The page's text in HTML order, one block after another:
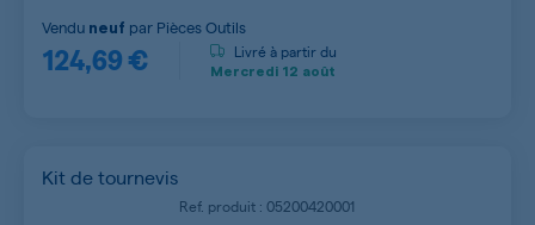
124,69 €
Vendu neuf par Pièces Outils
Livré à partir du
Mercredi 12 août
Kit de tournevis
Ref. produit : 05200420001